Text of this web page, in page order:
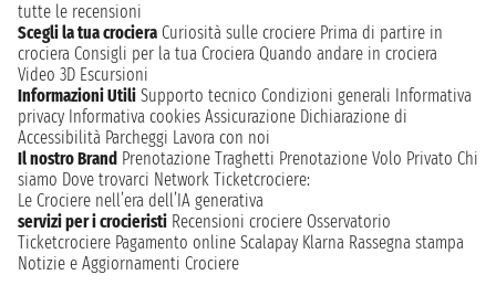
tutte le recensioni
Scegli la tua crociera Curiosità sulle crociere Prima di partire in
crociera Consigli per la tua Crociera Quando andare in crociera
Video 3D Escursioni
Informazioni Utili Supporto tecnico Condizioni generali Informativa
privacy Informativa cookies Assicurazione Dichiarazione di
Accessibilità Parcheggi Lavora con noi
Il nostro Brand Prenotazione Traghetti Prenotazione Volo Privato Chi
siamo Dove trovarci Network Ticketcrociere:
Le Crociere nell’era dell’IA generativa
servizi per i crocieristi Recensioni crociere Osservatorio
Ticketcrociere Pagamento online Scalapay Klarna Rassegna stampa
Notizie e Aggiornamenti Crociere